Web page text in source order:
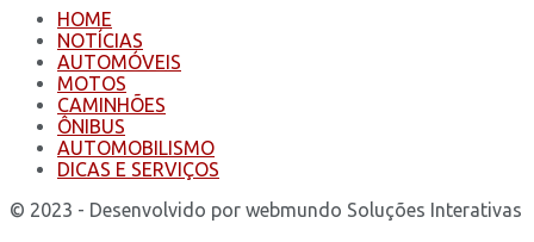
HOME
NOTÍCIAS
AUTOMÓVEIS
MOTOS
CAMINHÕES
ÔNIBUS
AUTOMOBILISMO
DICAS E SERVIÇOS
© 2023 - Desenvolvido por webmundo Soluções Interativas